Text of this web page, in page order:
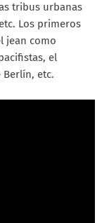
tribus urbanas
Los primeros
jean como
el
Berlín, etc.